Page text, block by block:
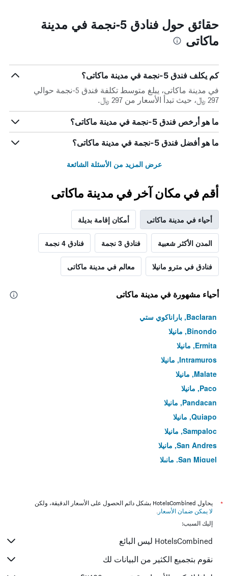
حقائق حول فنادق 5-نجمة في مدينة
ماكاتى
كم يكلف فندق 5-نجمة في مدينة ماكاتى؟
في مدينة ماكاتى، يبلغ متوسط تكلفة فندق 5-نجمة حوالي
297 ﷼، حيث تبدأ الأسعار من 297 ﷼.
ما هو أرخص فندق 5-نجمة في مدينة ماكاتى؟
ما هو أفضل فندق 5-نجمة في مدينة ماكاتى؟
عرض المزيد من الأسئلة الشائعة
أقم في مكان آخر في مدينة ماكاتى
أحياء في مدينة ماكاتى أمكان إقامة بديلة
المدن الأكثر شعبية فنادق 3 نجمة فنادق 4 نجمة
فنادق في مترو مانيلا معالم في مدينة ماكاتى
أحياء مشهورة في مدينة ماكاتى
Baclaran, باراناكوي ستي
Binondo, مانيلا
Ermita, مانيلا
Intramuros, مانيلا
Malate, مانيلا
Paco, مانيلا
Pandacan, مانيلا
Quiapo, مانيلا
Sampaloc, مانيلا
San Andres, مانيلا
San Miguel, مانيلا
Santa Mesa, مانيلا
Tondo, مانيلا
*
يحاول HotelsCombined بشكل دائم الحصول على الأسعار الدقيقة، ولكن
لا يمكن ضمان الأسعار .
إليك السبب:
HotelsCombined ليس البائع
نقوم بتجميع الكثير من البيانات لك